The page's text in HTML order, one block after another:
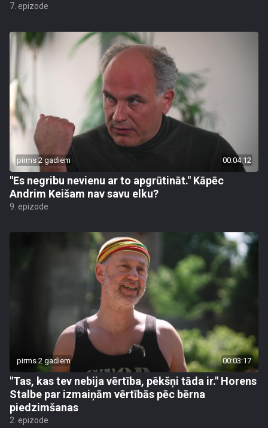
7. epizode
pirms 2 gadiem 00:04:12
"Es negribu nevienu ar to apgrūtināt." Kāpēc
Andrim Keišam nav savu elku?
9. epizode
pirms 2 gadiem 00:03:17
"Tas, kas tev nebija vērtība, pēkšņi tāda ir." Horens
Stalbe par izmaiņām vērtībās pēc bērna
piedzimšanas
2. epizode